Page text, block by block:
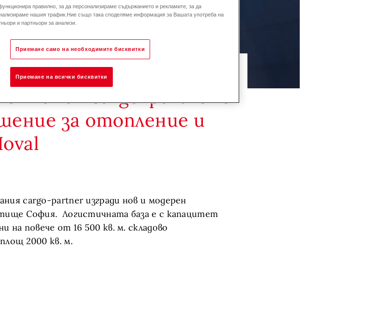
център на
cargo-partner с
за отопление и
cargo-partner изгради нов и модерен
София. Логистичната база е с капацитет
на повече от 16 500 кв. м. складово
2000 кв. м.
правилно, за да персонализираме съдържанието и рекламите, за да
нашия трафик.Ние също така споделяме информация за Вашата употреба на
и партньори за анализи.
Приемане само на необходимите бисквитки
Приемане на всички бисквитки